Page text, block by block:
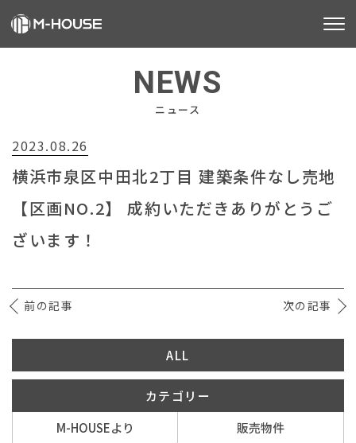
不動産事業
建築事業
会社情報
イベント情報
NEWS
ニュース
2023.08.26
横浜市泉区中田北2丁目 建築条件なし売地
【区画NO.2】 成約いただきありがとうご
ざいます！
前の記事 次の記事
ALL
カテゴリー
M-HOUSEより
販売物件